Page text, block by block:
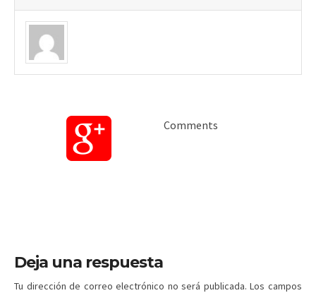
Comments
Deja una respuesta
Tu dirección de correo electrónico no será publicada. Los campos